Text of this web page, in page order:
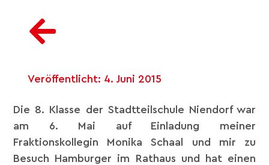
Veröffentlicht: 4. Juni 2015
Die 8. Klasse der Stadtteilschule Niendorf war
am 6. Mai auf Einladung meiner
Fraktionskollegin Monika Schaal und mir zu
Besuch Hamburger im Rathaus und hat einen